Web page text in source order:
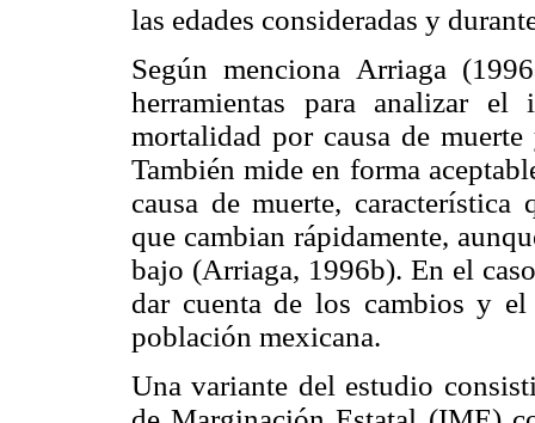
las edades consideradas y
Según menciona Arriaga
herramientas para analizar
mortalidad por causa de
También mide en forma
causa de muerte, característica
que cambian rápidamente,
bajo (Arriaga, 1996b). En el
dar cuenta de los cambios y
población mexicana.
Una variante del estudio